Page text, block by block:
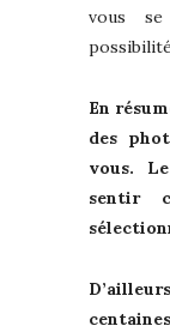
vous
En
des
vous.
sentir